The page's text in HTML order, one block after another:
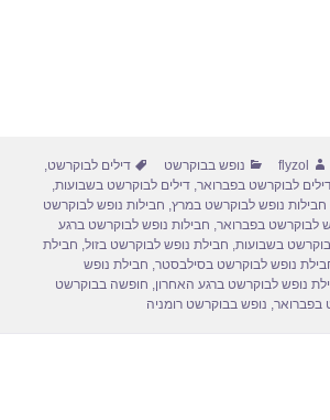
מחבר
flyzol קטגוריות
נופש בבוקרשט תגיות
דילים לבוקרשט,
לבוקרשט בפברואר,דילים לבוקרשט בשבועות,
חבילות נופש לבוקרשט במרץ, חבילות נופש לבוקרשט
לבוקרשט בפברואר, חבילות נופש לבוקרשט ברגע
בשבועות, חבילת נופש לבוקרשט בזול, חבילת
נופש לבוקרשט בסילבסטר, חבילת נופש
נופש לבוקרשט ברגע האחרון, חופשה בבוקרשט
בפברואר, נופש בבוקרשט רומניה